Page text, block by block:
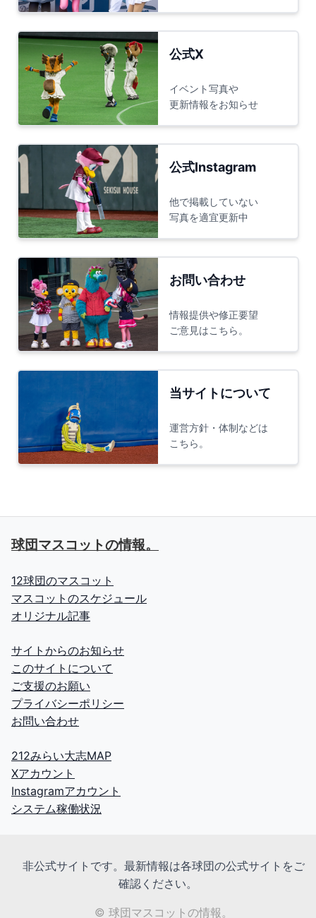
公式X
イベント写真や
更新情報をお知らせ
公式Instagram
他で掲載していない
写真を適宜更新中
お問い合わせ
情報提供や修正要望
ご意見はこちら。
当サイトについて
運営方針・体制などは
こちら。
球団マスコットの情報。
12球団のマスコット
マスコットのスケジュール
オリジナル記事
サイトからのお知らせ
このサイトについて
ご支援のお願い
プライバシーポリシー
お問い合わせ
212みらい大志MAP
Xアカウント
Instagramアカウント
システム稼働状況
非公式サイトです。最新情報は各球団の公式サイトをご
確認ください。
© 球団マスコットの情報。